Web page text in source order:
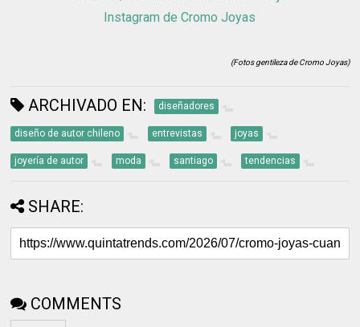
Instagram de Cromo Joyas
(Fotos gentileza de Cromo Joyas)
ARCHIVADO EN: diseñadores
diseño de autor chileno entrevistas joyas
joyería de autor moda santiago tendencias
SHARE:
COMMENTS